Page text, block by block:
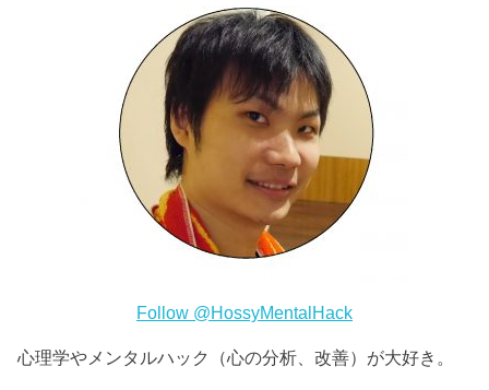
Follow @HossyMentalHack
心理学やメンタルハック（心の分析、改善）が大好き。